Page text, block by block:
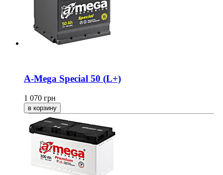
A-Mega Special 50 (L+)
1 070 грн